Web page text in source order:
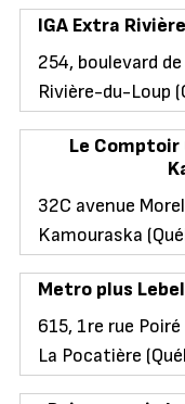
IGA Extra
254, boulevard
Rivière-du-Loup
Le Comptoir
32C avenue Morel
Kamouraska
Metro plus
615, 1re rue Poiré
La Pocatière